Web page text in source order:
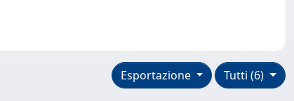
Tutti (6)
Esportazione